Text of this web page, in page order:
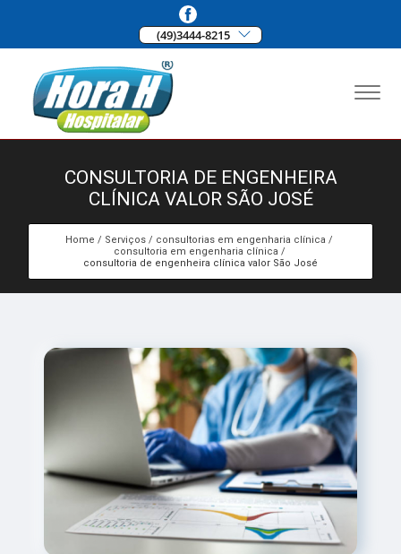
(49)3444-8215
CONSULTORIA DE ENGENHEIRA
CLÍNICA VALOR SÃO JOSÉ
Home Serviços
consultorias em engenharia clínica
consultoria em engenharia clínica
consultoria de engenheira clínica valor São José